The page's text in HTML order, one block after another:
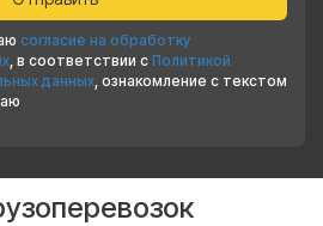
согласие на обработку
, в соответствии с Политикой
данных, ознакомление с текстом